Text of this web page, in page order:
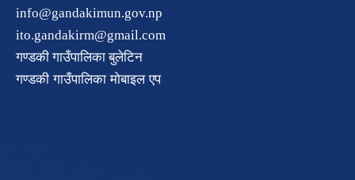
info@gandakimun.gov.np
ito.gandakirm@gmail.com
गण्डकी गाउँपालिका बुलेटिन
गण्डकी गाउँपालिका मोबाइल एप